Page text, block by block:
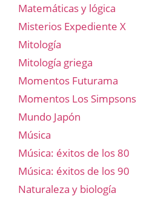
Matemáticas y lógica
Misterios Expediente X
Mitología
Mitología griega
Momentos Futurama
Momentos Los Simpsons
Mundo Japón
Música
Música: éxitos de los 80
Música: éxitos de los 90
Naturaleza y biología